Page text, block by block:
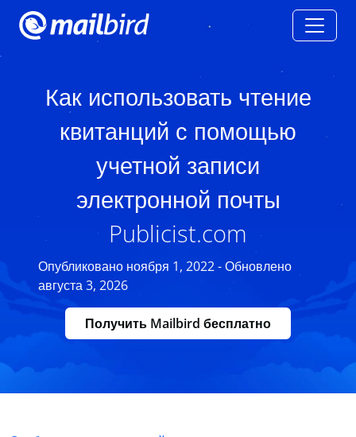
Как использовать чтение
квитанций с помощью
учетной записи
электронной почты
Publicist.com
Опубликовано ноября 1, 2022 - Обновлено
августа 3, 2026
Получить Mailbird бесплатно